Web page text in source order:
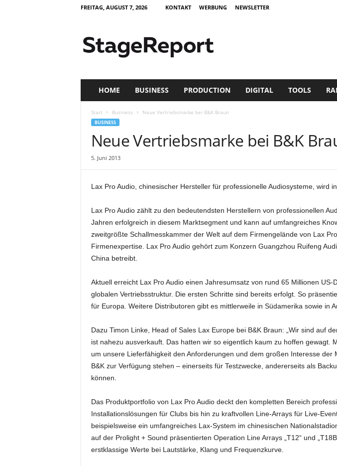
FREITAG, AUGUST 7, 2026 KONTAKT WERBUNG NEWSLETTER
a
i
HOME BUSINESS PRODUCTION DIGITAL TOOLS
Start Business Neue Vertriebsmarke bei B&K Braun
BUSINESS
Neue Vertriebsmarke bei B&K
5. Juni 2013
Lax Pro Audio, chinesischer Hersteller für professionelle Audiosysteme, wird
Lax Pro Audio zählt zu den bedeutendsten Herstellern von professionellen
Jahren erfolgreich in diesem Marktsegment und kann auf umfangreiches
zweitgrößte Schallmesskammer der Welt auf dem Firmengelände von Lax
Firmenexpertise. Lax Pro Audio gehört zum Konzern Guangzhou Ruifeng
China betreibt.
Aktuell erreicht Lax Pro Audio einen Jahresumsatz von rund 65 Millionen
globalen Vertriebsstruktur. Die ersten Schritte sind bereits erfolgt. So
für Europa. Weitere Distributoren gibt es mittlerweile in Südamerika sowie in
Dazu Timon Linke, Head of Sales Lax Europe bei B&K Braun: „Wir sind auf
ist nahezu ausverkauft. Das hatten wir so eigentlich kaum zu hoffen
um unsere Lieferfähigkeit den Anforderungen und dem großen Interesse
B&K zur Verfügung stehen – einerseits für Testzwecke, andererseits als
können.
Das Produktportfolio von Lax Pro Audio deckt den kompletten Bereich
Installationslösungen für Clubs bis hin zu kraftvollen Line-Arrays für Live-
beispielsweise ein umfangreiches Lax-System im chinesischen
auf der Prolight + Sound präsentierten Operation Line Arrays „T12“ und
erstklassige Werte bei Lautstärke, Klang und Frequenzkurve.